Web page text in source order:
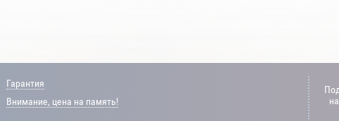
Гарантия
Внимание, цена на память!